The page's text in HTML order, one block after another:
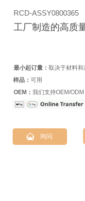
RCD-ASSY0800365
工厂制造的高质
最小起订量： 取决于材料
样品：可用
OEM： 我们支持OEM/ODM
 询问